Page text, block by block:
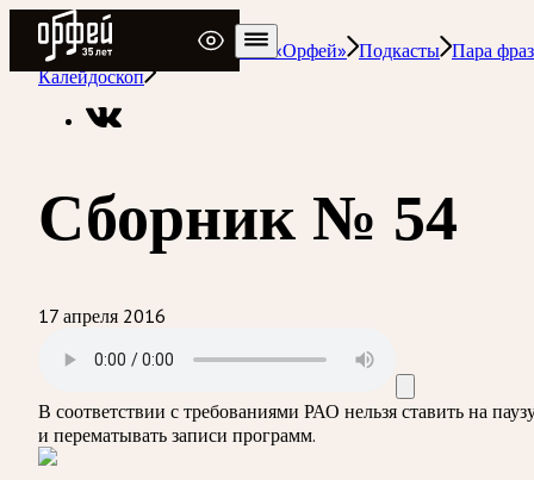
Радио Орфей
Радио классической музыки «Орфей» Подкасты Пара
Калейдоскоп
Сборник № 54
17 апреля 2016
В соответствии с требованиями РАО нельзя ставить на
и перематывать записи программ.